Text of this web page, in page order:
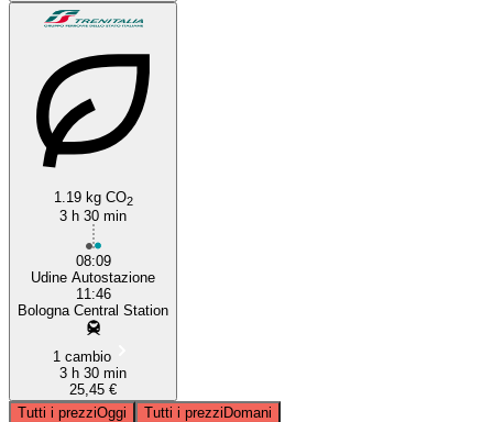
1.19 kg CO2
3 h 30 min
08:09
Udine Autostazione
11:46
Bologna Central Station
1 cambio
3 h 30 min
25,45 €
Tutti i prezziOggi Tutti i prezziDomani